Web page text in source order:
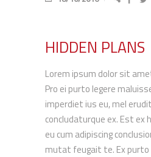
HIDDEN PLANS
Lorem ipsum dolor sit
Pro ei purto legere
imperdiet ius eu, mel
concludaturque ex. Est ex
eu cum adipiscing
mutat feugait te. Ex